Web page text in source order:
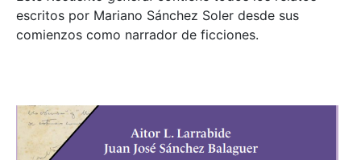
escritos por Mariano Sánchez Soler desde sus
comienzos como narrador de ficciones.